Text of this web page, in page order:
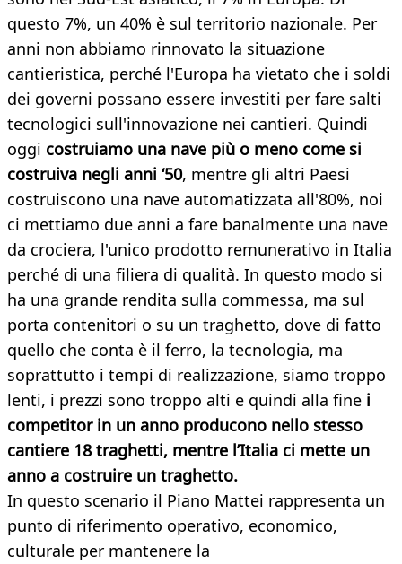
questo 7%, un 40% è sul territorio nazionale. Per
anni non abbiamo rinnovato la situazione
cantieristica, perché l'Europa ha vietato che i soldi
dei governi possano essere investiti per fare salti
tecnologici sull'innovazione nei cantieri. Quindi
oggi costruiamo una nave più o meno come si
costruiva negli anni ‘50, mentre gli altri Paesi
costruiscono una nave automatizzata all'80%, noi
ci mettiamo due anni a fare banalmente una nave
da crociera, l'unico prodotto remunerativo in Italia
perché di una filiera di qualità. In questo modo si
ha una grande rendita sulla commessa, ma sul
porta contenitori o su un traghetto, dove di fatto
quello che conta è il ferro, la tecnologia, ma
soprattutto i tempi di realizzazione, siamo troppo
lenti, i prezzi sono troppo alti e quindi alla fine i
competitor in un anno producono nello stesso
cantiere 18 traghetti, mentre l’Italia ci mette un
anno a costruire un traghetto.
In questo scenario il Piano Mattei rappresenta un
punto di riferimento operativo, economico,
culturale per mantenere la